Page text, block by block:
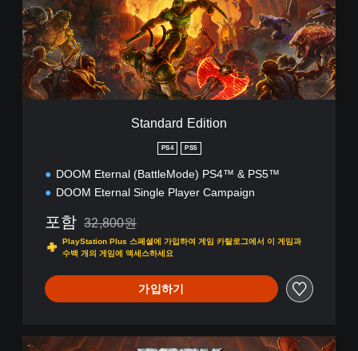
a
r
d
E
d
i
t
Standard Edition
PS4 PS5
DOOM Eternal (BattleMode) PS4™ & PS5™
DOOM Eternal Single Player Campaign
포함 32,800원의 원래 가격에서 할인됨
32,800원
PlayStation Plus 스페셜에 가입하여 게임 카탈로그에서 이 게임과
수백 개의 게임에 액세스하세요
가입하기
P